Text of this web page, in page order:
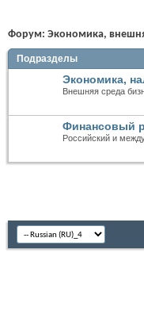
Форум: Экономика,
Подразделы
Экономика,
Внешняя среда
Финансовый
Российский и